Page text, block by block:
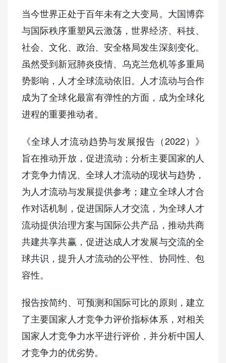
当今世界正处于百年未有之大变局。大国博弈
与国际秩序重塑风云激荡，世界经济、科技、
社会、文化、政治、安全格局发生深刻变化。
虽然受到新冠肺炎疫情、乌克兰危机等多重局
势影响，人才全球流动依旧。人才流动与合作
成为了全球化最富有弹性的方面，成为全球化
进程的重要推动者。
《全球人才流动趋势与发展报告（2022）》
旨在推动开放，促进流动；分析主要国家的人
才竞争力情况、全球人才流动的现状与趋势，
为人才流动与发展提供参考；建立全球人才合
作对话机制，促进国际人才交流，为全球人才
流动提供治理方案与国际公共产品，推动共商
共建共享共赢，促进达成人才发展与交流的全
球共识，提升人才流动的公平性、协同性、包
容性。
报告按简约、可预测和国际可比的原则，建立
了主要国家人才竞争力评价指标体系，对相关
国家人才竞争力水平进行评价，并分析中国人
才竞争力的优劣势。